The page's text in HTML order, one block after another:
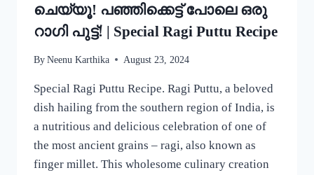
ചെയ്യൂ! പഞ്ഞിക്കെട്ട് പോലെ ഒരു
റാഗി പുട്ട്! | Special Ragi Puttu Recipe
By Neenu Karthika August 23, 2024
Special Ragi Puttu Recipe. Ragi Puttu, a beloved
dish hailing from the southern region of India, is
a nutritious and delicious celebration of one of
the most ancient grains – ragi, also known as
finger millet. This wholesome culinary creation